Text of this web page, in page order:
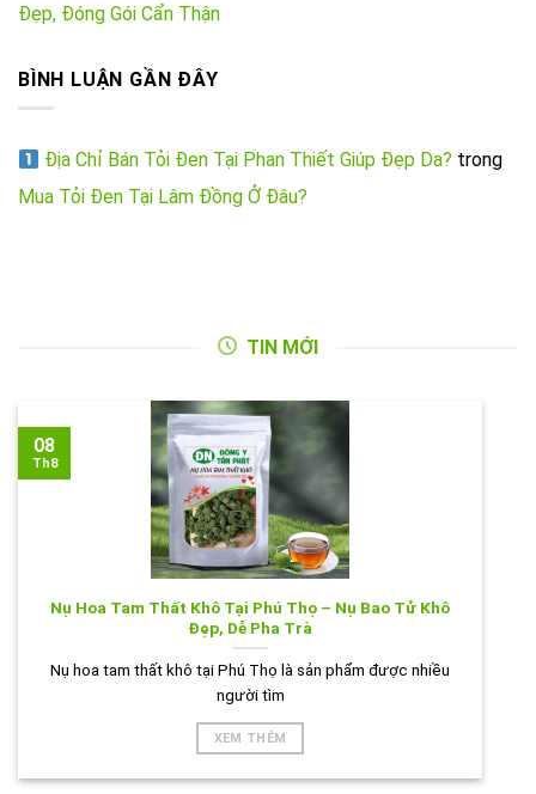
Đẹp, Đóng Gói Cẩn Thận
BÌNH LUẬN GẦN ĐÂY
Địa Chỉ Bán Tỏi Đen Tại Phan Thiết Giúp Đẹp Da? trong
Mua Tỏi Đen Tại Lâm Đồng Ở Đâu?
TIN MỚI
Nụ Hoa Tam Thất Khô Tại Phú Thọ – Nụ Bao Tử Khô
Đẹp, Dễ Pha Trà
Nụ hoa tam thất khô tại Phú Thọ là sản phẩm được nhiều
người tìm
XEM THÊM
08
Th8